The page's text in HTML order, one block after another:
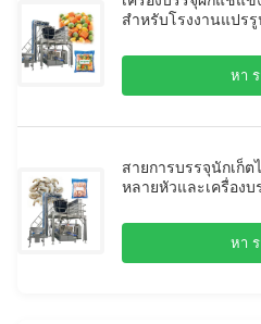
สำหรับโรงงานแปร
หา
สายการบรรจุนักเก็
หลายหัวและเครื่องบ
หา